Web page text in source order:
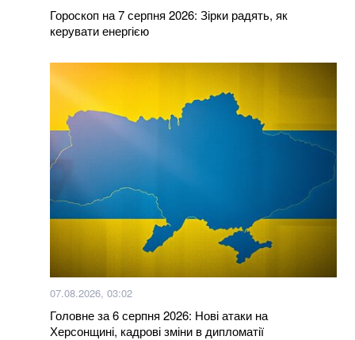
Гороскоп на 7 серпня 2026: Зірки радять, як
керувати енергією
07.08.2026, 03:02
Головне за 6 серпня 2026: Нові атаки на
Херсонщині, кадрові зміни в дипломатії